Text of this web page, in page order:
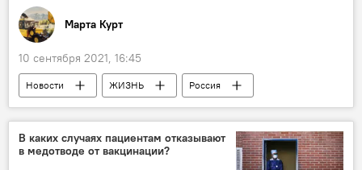
Марта Курт
10 сентября 2021, 16:45
Новости ЖИЗНЬ Россия
В каких случаях пациентам отказывают
в медотводе от вакцинации?